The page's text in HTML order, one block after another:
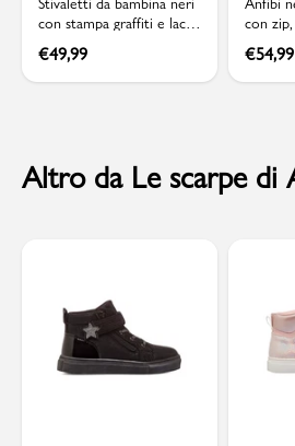
con stampa graffiti e lacci
rosa a contrasto Primigi
€49,99
con
Primigi
€54,99
Altro da Le scarpe di